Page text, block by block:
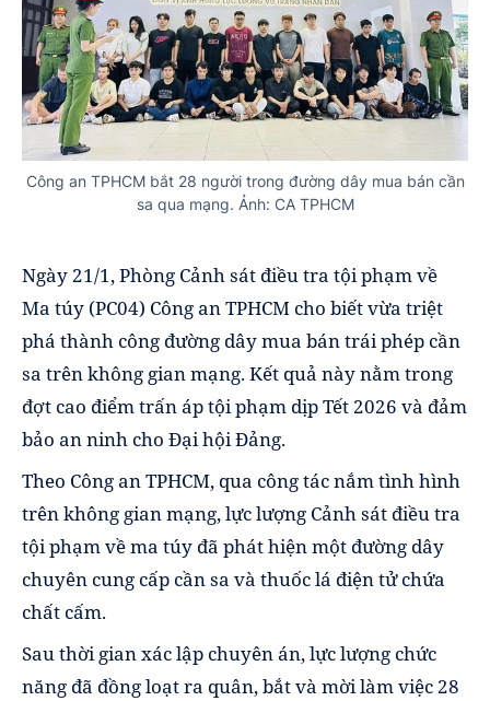
Công an TPHCM bắt 28 người trong đường dây mua bán cần
sa qua mạng. Ảnh: CA TPHCM
Ngày 21/1, Phòng Cảnh sát điều tra tội phạm về
Ma túy (PC04) Công an TPHCM cho biết vừa triệt
phá thành công đường dây mua bán trái phép cần
sa trên không gian mạng. Kết quả này nằm trong
đợt cao điểm trấn áp tội phạm dịp Tết 2026 và đảm
bảo an ninh cho Đại hội Đảng.
Theo Công an TPHCM, qua công tác nắm tình hình
trên không gian mạng, lực lượng Cảnh sát điều tra
tội phạm về ma túy đã phát hiện một đường dây
chuyên cung cấp cần sa và thuốc lá điện tử chứa
chất cấm.
Sau thời gian xác lập chuyên án, lực lượng chức
năng đã đồng loạt ra quân, bắt và mời làm việc 28